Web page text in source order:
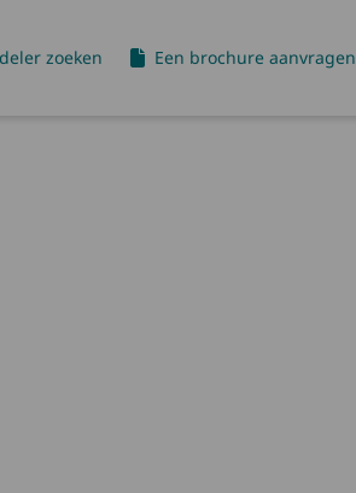
zoeken Een brochure aanvragen